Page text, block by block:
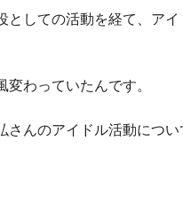
しての活動を経て、ア
わっていたんです。
んのアイドル活動につい